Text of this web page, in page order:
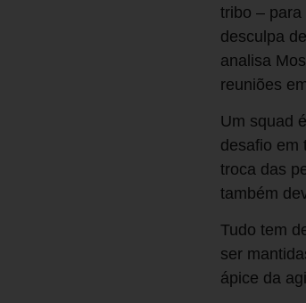
tribo – para
desculpa
analisa
reuniões
Um squad
desafio em
troca das
também
Tudo tem
ser
ápice da